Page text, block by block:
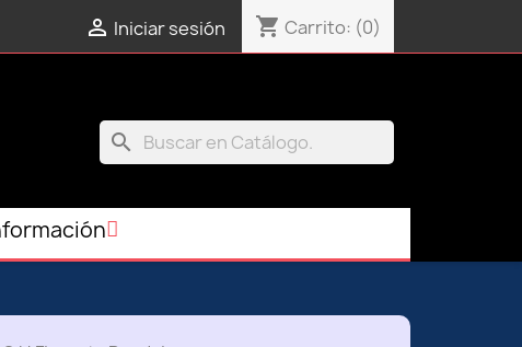
 Iniciar sesión shopping_cart Carrito: (0)
search